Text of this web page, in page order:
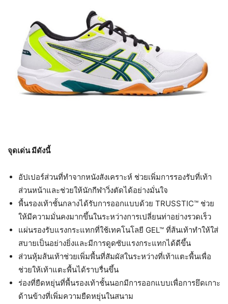
จุดเด่น มีดังนี้
อัปเปอร์ส่วนที่ทำจากหนังสังเคราะห์ ช่วยเพิ่มการรองรับที่เท้า
ส่วนหน้าและช่วยให้นักกีฬาวิ่งตัดได้อย่างมั่นใจ
พื้นรองเท้าชั้นกลางได้รับการออกแบบด้วย TRUSSTIC™ ช่วย
ให้มีความมั่นคงมากขึ้นในระหว่างการเปลี่ยนท่าอย่างรวดเร็ว
แผ่นรองรับแรงกระแทกที่ใช้เทคโนโลยี GEL™ ที่ส้นเท้าทำให้ใส่
สบายเป็นอย่างยิ่งและมีการดูดซับแรงกระแทกได้ดีขึ้น
ส่วนหุ้มส้นเท้าช่วยเพิ่มพื้นที่สัมผัสในระหว่างที่เท้าแตะพื้นเพื่อ
ช่วยให้เท้าแตะพื้นได้ราบรื่นขึ้น
ร่องที่ยืดหยุ่นที่พื้นรองเท้าชั้นนอกมีการออกแบบเพื่อการยึดเกาะ
ด้านข้างที่เพิ่มความยืดหยุ่นในสนาม